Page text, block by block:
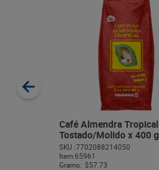
Café Almendra Tropical
Tostado/Molido x 400 g
SKU :7702088214050
Item:65961
Gramo: $57.73